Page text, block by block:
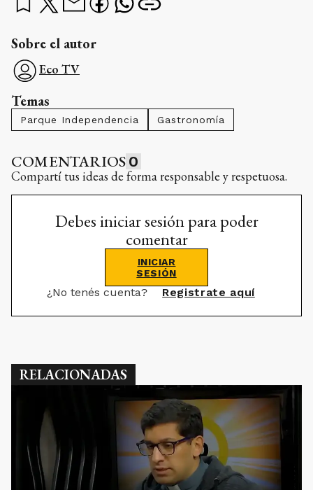
Sobre el autor
Eco TV
Temas
Parque Independencia Gastronomía
COMENTARIOS 0
Compartí tus ideas de forma responsable y respetuosa.
Debes iniciar sesión para poder
comentar
INICIAR
SESIÓN
¿No tenés cuenta? Registrate aquí
RELACIONADAS